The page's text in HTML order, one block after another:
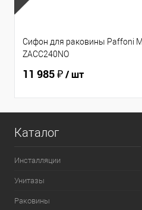
Сифон для раковины Paffoni
ZACC240NO
11 985 ₽/ шт
Каталог
Инсталляции
Унитазы
Раковины